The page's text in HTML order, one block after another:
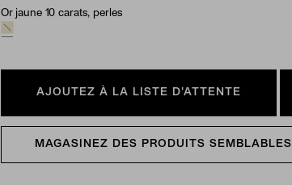
Material & Stone Options
Or jaune 10 carats, perles
AJOUTEZ À LA LISTE D'ATTENTE
MAGASINEZ DES PRODUITS SEMBLABLES